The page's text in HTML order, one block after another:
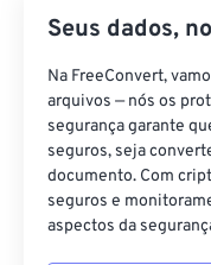
Seus dados,
Na FreeConvert,
arquivos — nós os
segurança garante
seguros, seja
documento. Com
seguros e
aspectos da